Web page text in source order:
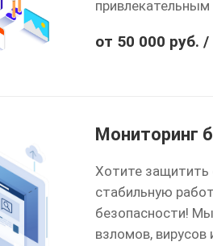
от 50 000 руб.
Мониторинг
Хотите защитить
стабильную
безопасности!
взломов, вирусов